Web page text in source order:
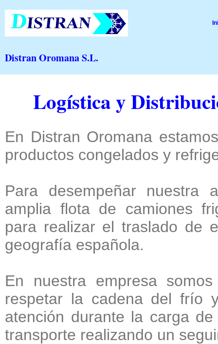
Distran Oromana S.L.
Logística y
En Distran Oromana
productos congelados y
Para desempeñar nuestra
amplia flota de camiones
para realizar el traslado de
geografía española.
En nuestra empresa
respetar la cadena del frío
atención durante la carga
transporte realizando un